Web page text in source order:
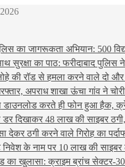
का जागरूकता अभियान: 500
सुरक्षा का पाठ: फरीदाबाद पुलिस
की रॉड से हमला करने वाले दो और
अपराध शाखा ऊंचा गांव ने
करते ही फोन हुआ हैक,
डर दिखाकर 48 लाख की साइबर
देकर ठगी करने वाले गिरोह का
निवेश के नाम पर 10 लाख की साइबर
खुलासा: क्राइम ब्रांच सेक्टर-30